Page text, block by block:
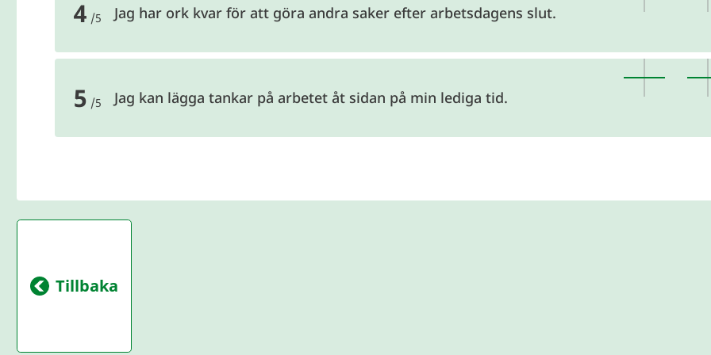
4 /5 Jag har ork kvar för att göra andra saker efter arbetsdagens slut.
5 /5 Jag kan lägga tankar på arbetet åt sidan på min lediga tid.
Tillbaka